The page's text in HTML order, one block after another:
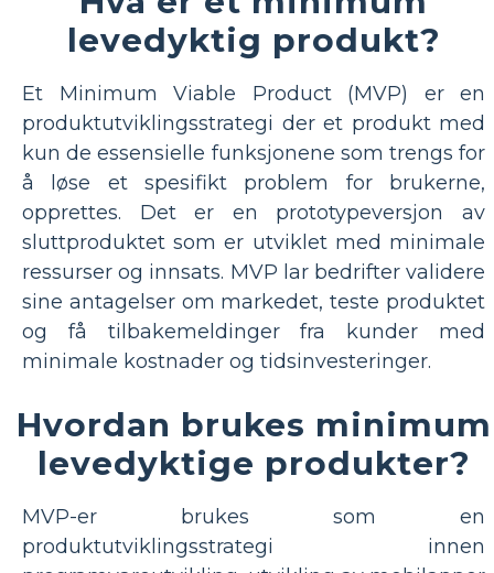
levedyktig produkt?
Et Minimum Viable Product (MVP) er en
produktutviklingsstrategi der et produkt med
kun de essensielle funksjonene som trengs for
å løse et spesifikt problem for brukerne,
opprettes. Det er en prototypeversjon av
sluttproduktet som er utviklet med minimale
ressurser og innsats. MVP lar bedrifter validere
sine antagelser om markedet, teste produktet
og få tilbakemeldinger fra kunder med
minimale kostnader og tidsinvesteringer.
Hvordan brukes minimum
levedyktige produkter?
MVP-er brukes som en
produktutviklingsstrategi innen